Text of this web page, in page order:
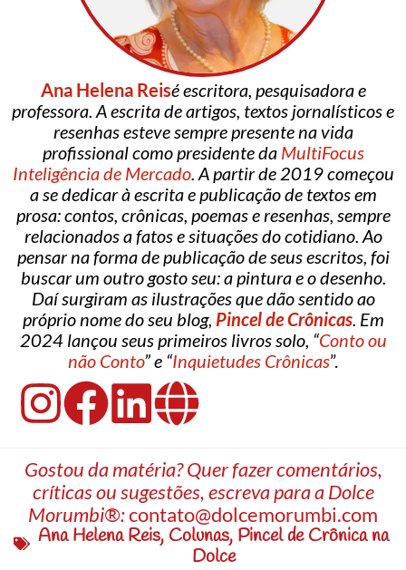
Ana Helena Reisé escritora, pesquisadora e
professora. A escrita de artigos, textos jornalísticos e
resenhas esteve sempre presente na vida
profissional como presidente da MultiFocus
Inteligência de Mercado. A partir de 2019 começou
a se dedicar à escrita e publicação de textos em
prosa: contos, crônicas, poemas e resenhas, sempre
relacionados a fatos e situações do cotidiano. Ao
pensar na forma de publicação de seus escritos, foi
buscar um outro gosto seu: a pintura e o desenho.
Daí surgiram as ilustrações que dão sentido ao
próprio nome do seu blog, Pincel de Crônicas. Em
2024 lançou seus primeiros livros solo, “Conto ou
não Conto” e “Inquietudes Crônicas”.
Gostou da matéria? Quer fazer comentários,
críticas ou sugestões, escreva para a Dolce
Morumbi®:contato@dolcemorumbi.com
Ana Helena Reis, Colunas, Pincel de Crônica na
Dolce